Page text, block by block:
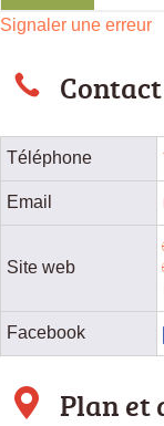
Signaler une erreur
Contact
Téléphone
Email
Site web
Facebook
Plan et